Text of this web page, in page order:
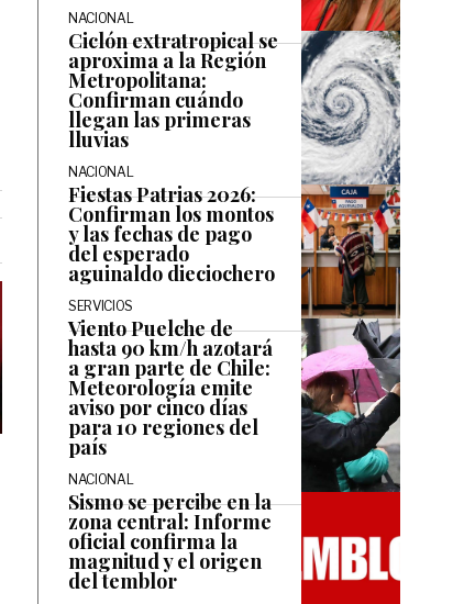
NACIONAL
Ciclón extratropical se
aproxima a la Región
Metropolitana:
Confirman cuándo
llegan las primeras
lluvias
NACIONAL
Fiestas Patrias 2026:
Confirman los montos
y las fechas de pago
del esperado
aguinaldo dieciochero
SERVICIOS
Viento Puelche de
hasta 90 km/h azotará
a gran parte de Chile:
Meteorología emite
aviso por cinco días
para 10 regiones del
país
NACIONAL
Sismo se percibe en la
zona central: Informe
oficial confirma la
magnitud y el origen
del temblor